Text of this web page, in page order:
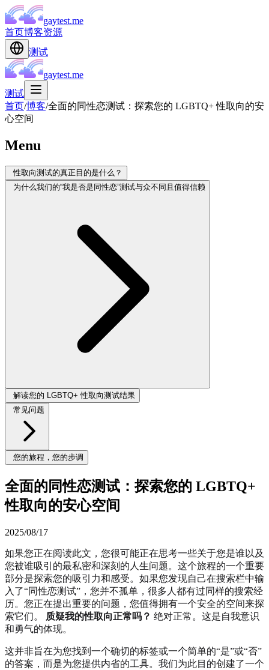
gaytest.me
首页博客资源
测试
gaytest.me
测试
首页/博客/全面的同性恋测试：探索您的 LGBTQ+ 性取向的安
心空间
Menu
性取向测试的真正目的是什么？
为什么我们的“我是否是同性恋”测试与众不同且值得信赖
解读您的 LGBTQ+ 性取向测试结果
常见问题
您的旅程，您的步调
全面的同性恋测试：探索您的 LGBTQ+
性取向的安心空间
2025/08/17
如果您正在阅读此文，您很可能正在思考一些关于您是谁以及
您被谁吸引的最私密和深刻的人生问题。这个旅程的一个重要
部分是探索您的吸引力和感受。如果您发现自己在搜索栏中输
入了“同性恋测试”，您并不孤单，很多人都有过同样的搜索经
历。您正在提出重要的问题，您值得拥有一个安全的空间来探
索它们。
质疑我的性取向正常吗？ 绝对正常。这是自我意识
和勇气的体现。
这并非旨在为您找到一个确切的标签或一个简单的“是”或“否”
的答案，而是为您提供内省的工具。我们为此目的创建了一个